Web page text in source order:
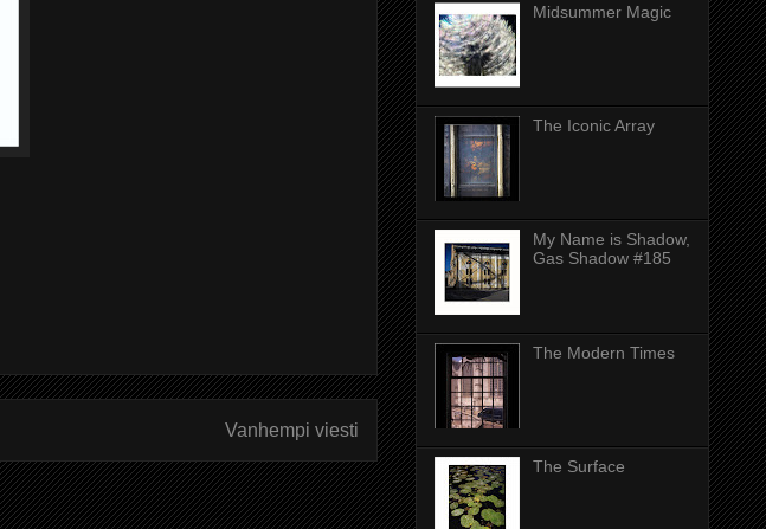
Vanhempi viesti
Midsummer Magic
The Iconic Array
My Name is Shadow,
Gas Shadow #185
The Modern Times
The Surface